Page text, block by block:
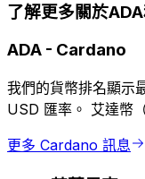
了解更多關於
ADA - Cardano
我們的貨幣排名顯示
USD 匯率。 艾達幣
更多 Cardano 訊息